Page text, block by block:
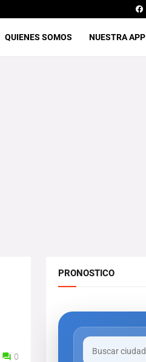
QUIENES SOMOS NUESTRA APP
0
PRONOSTICO